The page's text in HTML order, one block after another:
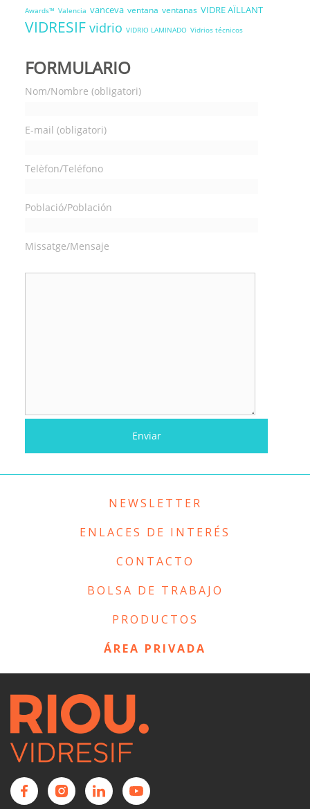
Awards™ Valencia vanceva ventana ventanas VIDRE AÏLLANT
VIDRESIF vidrio VIDRIO LAMINADO Vidrios técnicos
FORMULARIO
Nom/Nombre (obligatori)
E-mail (obligatori)
Telèfon/Teléfono
Població/Población
Missatge/Mensaje
NEWSLETTER
ENLACES DE INTERÉS
CONTACTO
BOLSA DE TRABAJO
PRODUCTOS
ÁREA PRIVADA